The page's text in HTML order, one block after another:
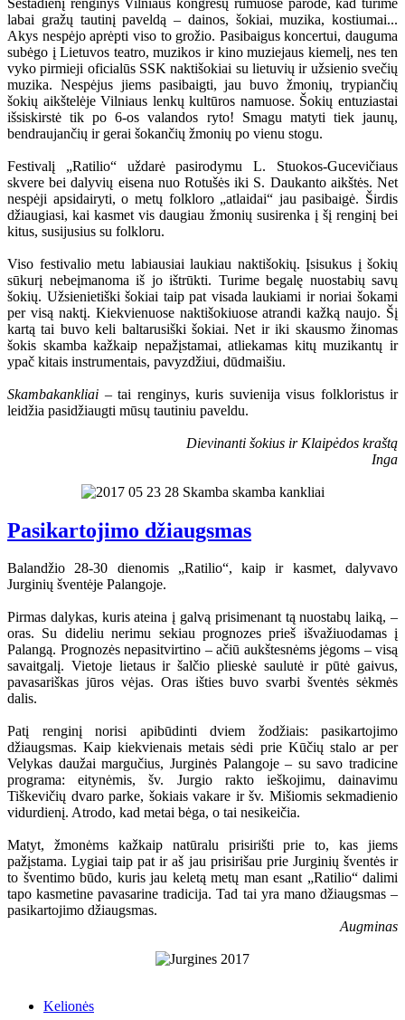
labai gražų tautinį paveldą – dainos, šokiai, muzika, kostiumai...
Akys nespėjo aprėpti viso to grožio. Pasibaigus koncertui, dauguma
subėgo į Lietuvos teatro, muzikos ir kino muziejaus kiemelį, nes ten
vyko pirmieji oficialūs SSK naktišokiai su lietuvių ir užsienio svečių
muzika. Nespėjus jiems pasibaigti, jau buvo žmonių, trypiančių
šokių aikštelėje Vilniaus lenkų kultūros namuose. Šokių entuziastai
išsiskirstė tik po 6-os valandos ryto! Smagu matyti tiek jaunų,
bendraujančių ir gerai šokančių žmonių po vienu stogu.
Festivalį „Ratilio“ uždarė pasirodymu L. Stuokos-Gucevičiaus
skvere bei dalyvių eisena nuo Rotušės iki S. Daukanto aikštės. Net
nespėji apsidairyti, o metų folkloro „atlaidai“ jau pasibaigė. Širdis
džiaugiasi, kai kasmet vis daugiau žmonių susirenka į šį renginį bei
kitus, susijusius su folkloru.
Viso festivalio metu labiausiai laukiau naktišokių. Įsisukus į šokių
sūkurį nebeįmanoma iš jo ištrūkti. Turime begalę nuostabių savų
šokių. Užsienietiški šokiai taip pat visada laukiami ir noriai šokami
per visą naktį. Kiekvienuose naktišokiuose atrandi kažką naujo. Šį
kartą tai buvo keli baltarusiški šokiai. Net ir iki skausmo žinomas
šokis skamba kažkaip nepažįstamai, atliekamas kitų muzikantų ir
ypač kitais instrumentais, pavyzdžiui, dūdmaišiu.
Skambakankliai – tai renginys, kuris suvienija visus folkloristus ir
leidžia pasidžiaugti mūsų tautiniu paveldu.
Dievinanti šokius ir Klaipėdos kraštą
Inga
Pasikartojimo džiaugsmas
Balandžio 28-30 dienomis „Ratilio“, kaip ir kasmet, dalyvavo
Jurginių šventėje Palangoje.
Pirmas dalykas, kuris ateina į galvą prisimenant tą nuostabų laiką, –
oras. Su dideliu nerimu sekiau prognozes prieš išvažiuodamas į
Palangą. Prognozės nepasitvirtino – ačiū aukštesnėms jėgoms – visą
savaitgalį. Vietoje lietaus ir šalčio plieskė saulutė ir pūtė gaivus,
pavasariškas jūros vėjas. Oras išties buvo svarbi šventės sėkmės
dalis.
Patį renginį norisi apibūdinti dviem žodžiais: pasikartojimo
džiaugsmas. Kaip kiekvienais metais sėdi prie Kūčių stalo ar per
Velykas daužai margučius, Jurginės Palangoje – su savo tradicine
programa: eitynėmis, šv. Jurgio rakto ieškojimu, dainavimu
Tiškevičių dvaro parke, šokiais vakare ir šv. Mišiomis sekmadienio
vidurdienį. Atrodo, kad metai bėga, o tai nesikeičia.
Matyt, žmonėms kažkaip natūralu prisirišti prie to, kas jiems
pažįstama. Lygiai taip pat ir aš jau prisirišau prie Jurginių šventės ir
to šventimo būdo, kuris jau keletą metų man esant „Ratilio“ dalimi
tapo kasmetine pavasarine tradicija. Tad tai yra mano džiaugsmas –
pasikartojimo džiaugsmas.
Augminas
Kelionės